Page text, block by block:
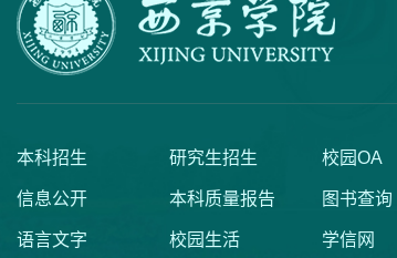
本科招生 研究生招生 校园OA
信息公开 本科质量报告 图书查询
语言文字 校园生活 学信网